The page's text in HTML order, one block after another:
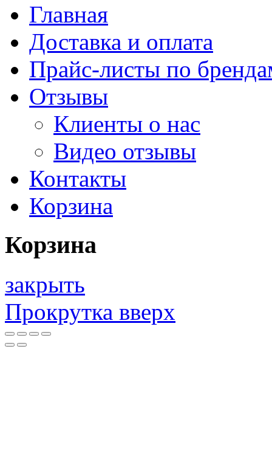
Главная
Доставка и оплата
Прайс-листы по
Отзывы
Клиенты о нас
Видео отзывы
Контакты
Корзина
Корзина
закрыть
Прокрутка вверх